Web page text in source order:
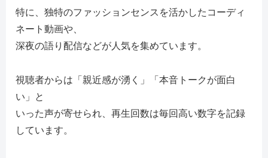
特に、独特のファッションセンスを活かしたコーディ
ネート動画や、
深夜の語り配信などが人気を集めています。
視聴者からは「親近感が湧く」「本音トークが面白
い」と
いった声が寄せられ、再生回数は毎回高い数字を記録
しています。